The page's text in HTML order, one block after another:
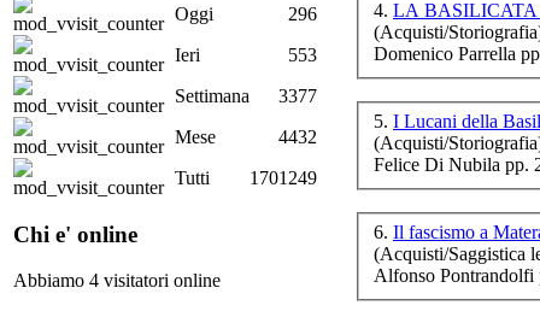
Il
Oggi
296
Ieri
553
Settimana
3377
Mese
4432
Tutti
1701249
Chi e' online
Abbiamo 4 visitatori online
4. LA
(Acquisti/
Domenico Parrella
5. I Lucani della
(Acquisti/
Felice Di Nubila pp.
6. Il fascismo a
(Acquisti/Saggistica
Alfonso Pontrandolfi